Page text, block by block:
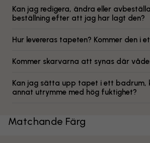
Kan jag redigera, ändra eller
beställning efter att jag har lagt den?
Hur levereras tapeten? Kommer den i
Kommer skarvarna att synas där
Kan jag sätta upp tapet i ett badrum,
annat utrymme med hög fuktighet?
Matchande Färg